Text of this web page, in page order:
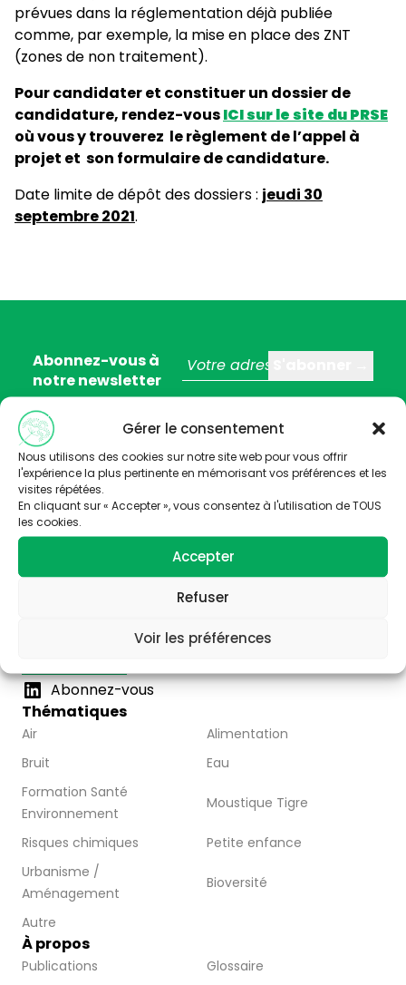
Gérer le consentement
Nous utilisons des cookies sur notre site web pour vous offrir
l'expérience la plus pertinente en mémorisant vos préférences et les
visites répétées.
En cliquant sur « Accepter », vous consentez à l'utilisation de TOUS
les cookies.
Accepter
Refuser
Voir les préférences
prévues dans la réglementation déjà publiée
comme, par exemple, la mise en place des ZNT
(zones de non traitement).
Pour candidater et constituer un dossier de
candidature, rendez-vousICI sur le site du PRSE
où vous y trouverez le règlement de l’appel à
projet et son formulaire de candidature.
Date limite de dépôt des dossiers : jeudi 30
septembre 2021.
Abonnez-vous à
notre newsletter
Trois stratégies éditoriales :
– faire connaître les acteurs de Nouvelle Aquitaine
publication d’articles, de vidéos et de ressources
Nous contacter
Abonnez-vous
Thématiques
Air
Alimentation
Bruit
Eau
Formation Santé
Environnement
Moustique Tigre
Risques chimiques
Petite enfance
Urbanisme /
Aménagement
Bioversité
Autre
À propos
Publications
Glossaire